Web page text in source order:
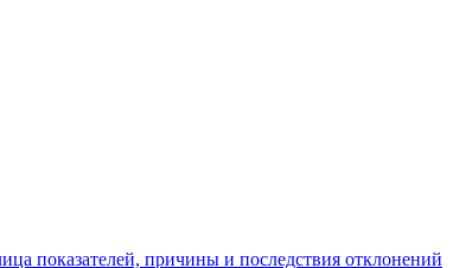
показателей, причины и последствия отклонений